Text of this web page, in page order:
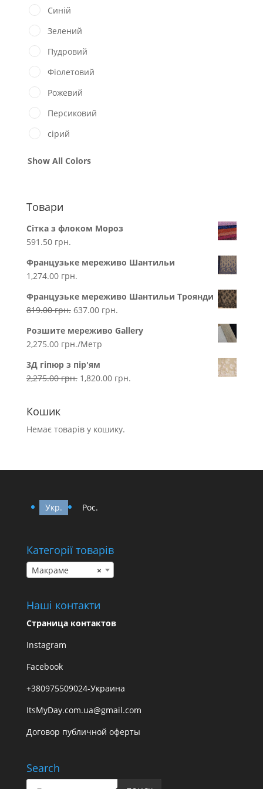
Синій
Зелений
Пудровий
Фіолетовий
Рожевий
Персиковий
сірий
Show All Colors
Товари
Сітка з флоком Мороз
591.50 грн.
Французьке мереживо Шантильи
1,274.00 грн.
Французьке мереживо Шантильи Троянди
819.00грн. 637.00 грн.
Розшите мереживо Gallery
2,275.00 грн./Метр
3Д гіпюр з пір'ям
2,275.00грн. 1,820.00 грн.
Кошик
Немає товарів у кошику.
Укр. Рос.
Категорії товарів
×
Макраме
Наші контакти
Страница контактов
Instagram
Facebook
+380975509024-Украина
ItsMyDay.com.ua@gmail.com
Договор публичной оферты
Search
Пошук